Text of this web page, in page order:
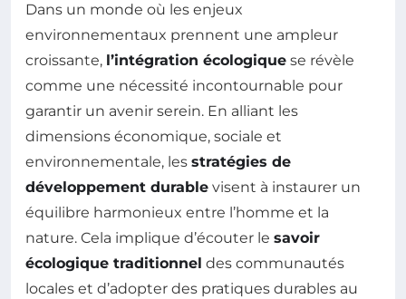
Dans un monde où les enjeux
environnementaux prennent une ampleur
croissante, l’intégration écologique se révèle
comme une nécessité incontournable pour
garantir un avenir serein. En alliant les
dimensions économique, sociale et
environnementale, les stratégies de
développement durable visent à instaurer un
équilibre harmonieux entre l’homme et la
nature. Cela implique d’écouter le savoir
écologique traditionnel des communautés
locales et d’adopter des pratiques durables au